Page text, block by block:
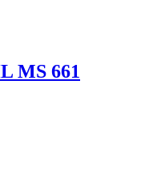
MS 661